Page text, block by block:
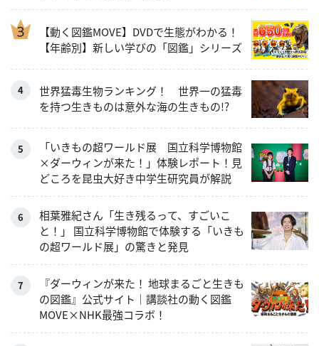
【動く図鑑MOVE】DVDで生態がわかる！
【年齢別】新しい学びの「図鑑」シリーズ
世界猛毒生物ランキング！ 世界一の猛毒
を持つ生きものは意外な海の生きもの!?
「いきもの超ワールド展 国立科学博物館
×ダーウィンが来た！」体験レポート！見
どころを昆虫大好き中学生研究員が解説
相葉雅紀さん「生き残るって、すごいこ
と！」 国立科学博物館で体験する「いきも
の超ワールド展」の驚きと発見
『ダーウィンが来た！ 地球まるごと生きも
の図鑑』公式サイト｜講談社の動く図鑑
MOVE×NHK最強コラボ！